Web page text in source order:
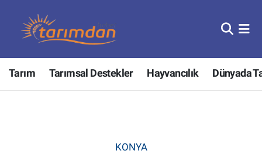
Tarım Tarımsal Destekler Hayvancılık Dünyada
KONYA
Tarım
Hayvancılık
Nöbetçi Eczaneler
Hava Durumu